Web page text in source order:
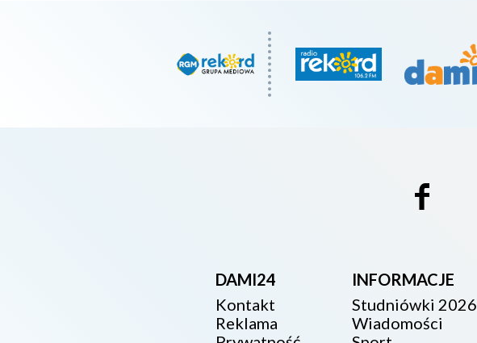
DAMI24
Kontakt
Reklama
INFORMACJE
Studniówki 2026
Wiadomości